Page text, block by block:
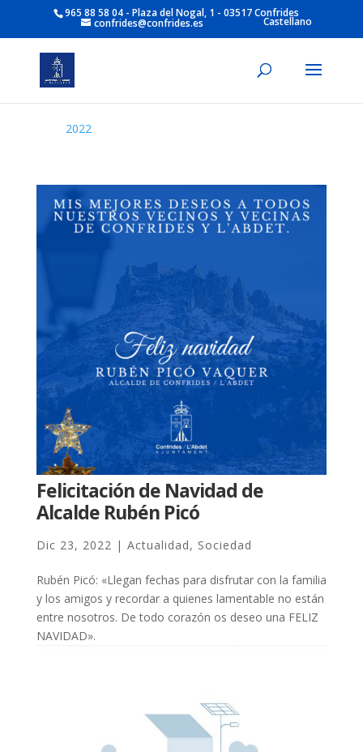
965 88 58 04 - Plaza del Nogal, 1 - 03517 Confrides
confrides@confrides.es Castellano
2022
Felicitación de Navidad de
Alcalde Rubén Picó
Dic 23, 2022 | Actualidad, Sociedad
Rubén Picó: «Llegan fechas para disfrutar con la familia
y los amigos y recordar a quienes lamentable no están
entre nosotros. De todo corazón os deseo una FELIZ
NAVIDAD».